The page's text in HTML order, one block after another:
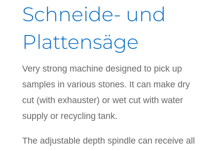
Schneide- und
Plattensäge
Very strong machine designed to pick up
samples in various stones. It can make dry
cut (with exhauster) or wet cut with water
supply or recycling tank.
The adjustable depth spindle can receive all